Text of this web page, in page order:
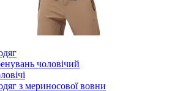
чоловічий
з мериносової вовни